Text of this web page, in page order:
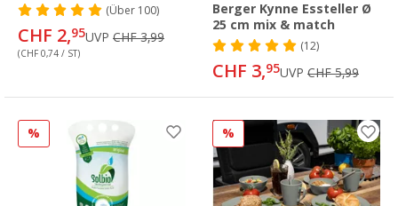
(Über100)
CHF 2,95UVP CHF 3,99
(CHF 0,74 / ST)
Berger Kynne Essteller Ø
25 cm mix & match
(12)
CHF 3,95UVP CHF 5,99
% %